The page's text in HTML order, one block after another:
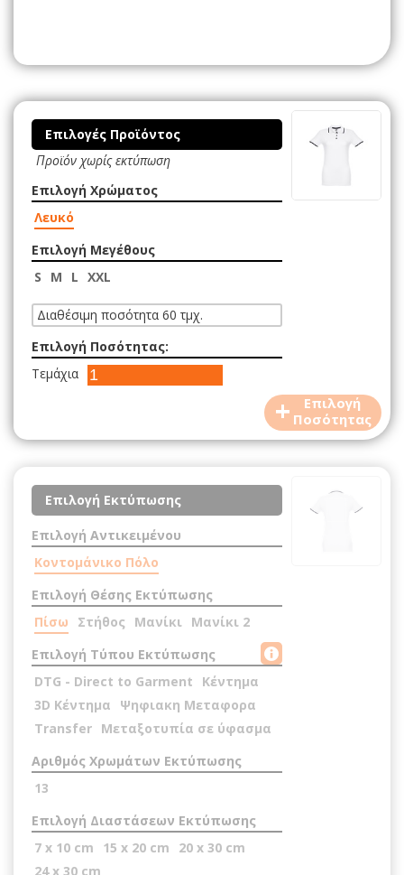
Επιλογές Προϊόντος
Προϊόν χωρίς εκτύπωση
+
Επιλογή
Ποσότητας
Επιλογή Χρώματος
Λευκό
Επιλογή Μεγέθους
S
M L XXL
Διαθέσιμη ποσότητα 60 τμχ.
Επιλογή Ποσότητας:
Τεμάχια
Επιλογή Εκτύπωσης
Επιλογή Αντικειμένου
Κοντομάνικο Πόλο
Επιλογή Θέσης Εκτύπωσης
Πίσω
Στήθος Μανίκι Μανίκι 2
Επιλογή Τύπου Εκτύπωσης
DTG - Direct to Garment
Κέντημα
3D Κέντημα
Ψηφιακη Μεταφορα
Transfer Μεταξοτυπία σε ύφασμα
Αριθμός Χρωμάτων Εκτύπωσης
13
Επιλογή Διαστάσεων Εκτύπωσης
7 x 10 cm
15 x 20 cm
20 x 30 cm
24 x 30 cm